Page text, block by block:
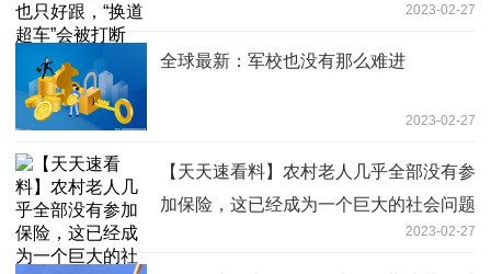
2023-02-27
全球最新：军校也没有那么难进
2023-02-27
【天天速看料】农村老人几乎全部没有参
加保险，这已经成为一个巨大的社会问题
2023-02-27